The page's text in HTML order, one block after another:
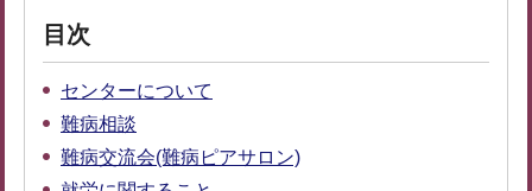
目次
センターについて
難病相談
難病交流会(難病ピアサロン)